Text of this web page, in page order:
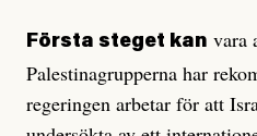
Första steget kan vara
Palestinagrupperna har
regeringen arbetar för att